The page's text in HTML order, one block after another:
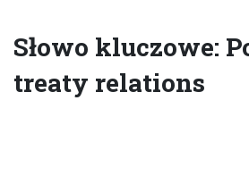
Słowo kluczowe:
treaty relations